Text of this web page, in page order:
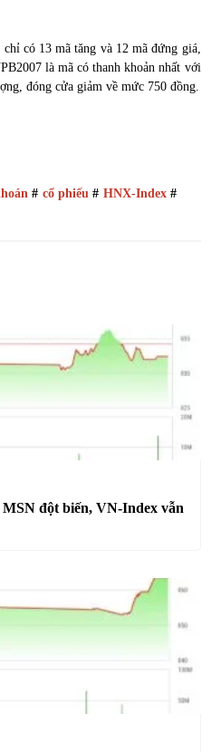
, chỉ có 13 mã tăng và 12 mã đứng giá,
là mã có thanh khoản nhất với
đóng cửa giảm về mức 750 đồng.
# cổ phiếu # HNX-Index#
đột biến, VN-Index vẫn